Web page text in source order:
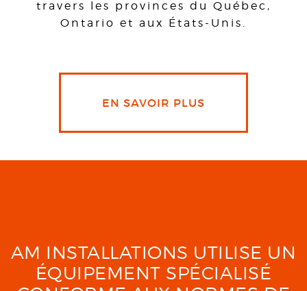
travers les provinces du Québec,
Ontario et aux États-Unis.
EN SAVOIR PLUS
AM INSTALLATIONS UTILISE UN
ÉQUIPEMENT SPÉCIALISÉ